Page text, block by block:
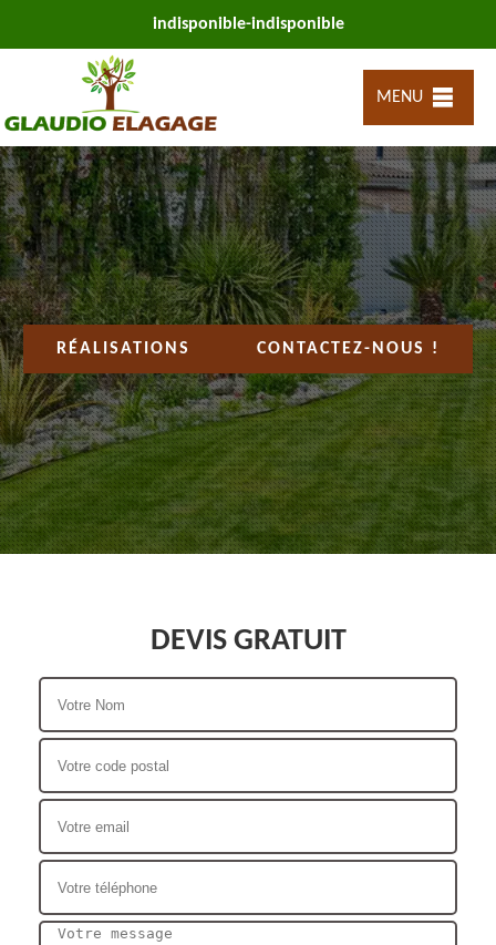
indisponible-indisponible
MENU
RÉALISATIONS CONTACTEZ-NOUS !
DEVIS GRATUIT